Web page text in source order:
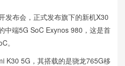
发布会，正式发布旗下的新机X30
中端5G SoC Exynos 980，这是首
。
K30 5G，其搭载的是骁龙765G移